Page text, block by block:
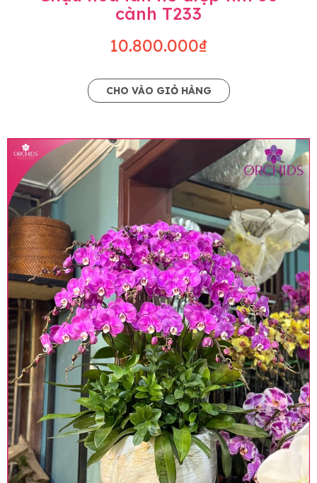
cành T233
10.800.000₫
CHO VÀO GIỎ HÀNG